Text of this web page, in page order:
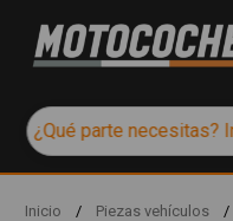
Inicio / Piezas vehículos /